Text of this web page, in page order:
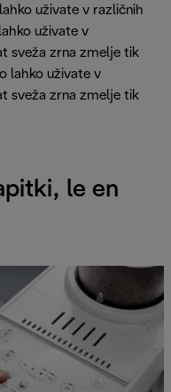
uživate v različnih
uživate v
sveža zrna zmelje tik
lahko uživate v
sveža zrna zmelje tik
le en